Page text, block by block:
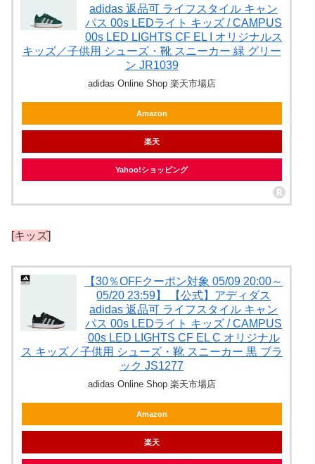
adidas 返品可 ライフスタイル キャン
パス 00s LEDライト キッズ / CAMPUS
00s LED LIGHTS CF EL I オリジナルス
キッズ／子供用 シューズ・靴 スニーカー 緑 グリー
ン JR1039
adidas Online Shop 楽天市場店
Amazon
楽天
Yahoo!ショッピング
[キッズ]
【30％OFFクーポン対象 05/09 20:00～
05/20 23:59】 【公式】アディダス
adidas 返品可 ライフスタイル キャン
パス 00s LEDライト キッズ / CAMPUS
00s LED LIGHTS CF EL C オリジナル
ス キッズ／子供用 シューズ・靴 スニーカー 黒 ブラ
ック JS1277
adidas Online Shop 楽天市場店
Amazon
楽天